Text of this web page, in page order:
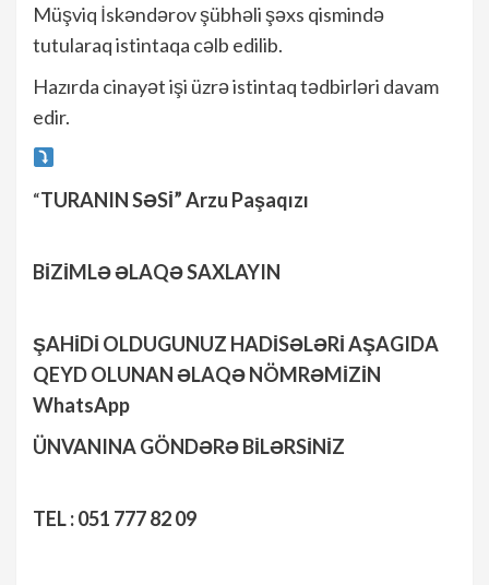
Müşviq İskəndərov şübhəli şəxs qismində
tutularaq istintaqa cəlb edilib.
Hazırda cinayət işi üzrə istintaq tədbirləri davam
edir.
“TURANIN SƏSİ” Arzu Paşaqızı
BİZİMLƏ ƏLAQƏ SAXLAYIN
ŞAHİDİ OLDUGUNUZ HADİSƏLƏRİ AŞAGIDA
QEYD OLUNAN ƏLAQƏ NÖMRƏMİZİN
WhatsApp
ÜNVANINA GÖNDƏRƏ BİLƏRSİNİZ
TEL : 051 777 82 09